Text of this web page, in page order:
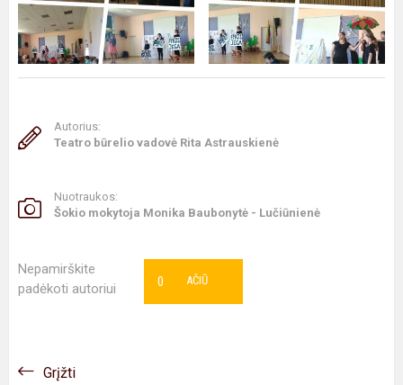
Autorius:
Teatro būrelio vadovė Rita Astrauskienė
Nuotraukos:
Šokio mokytoja Monika Baubonytė - Lučiūnienė
Nepamirškite
padėkoti autoriui
AČIŪ
0
Grįžti